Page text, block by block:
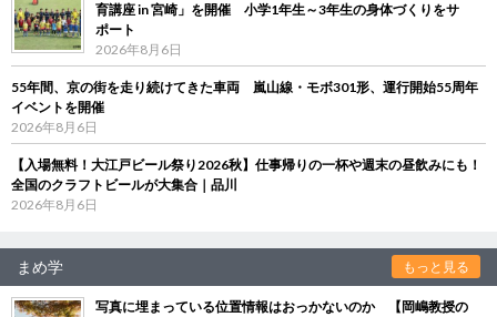
育講座 in 宮崎」を開催 小学1年生～3年生の身体づくりをサ
ポート
2026年8月6日
55年間、京の街を走り続けてきた車両 嵐山線・モボ301形、運行開始55周年
イベントを開催
2026年8月6日
【入場無料！大江戸ビール祭り2026秋】仕事帰りの一杯や週末の昼飲みにも！
全国のクラフトビールが大集合｜品川
2026年8月6日
まめ学 もっと見る
写真に埋まっている位置情報はおっかないのか 【岡嶋教授の